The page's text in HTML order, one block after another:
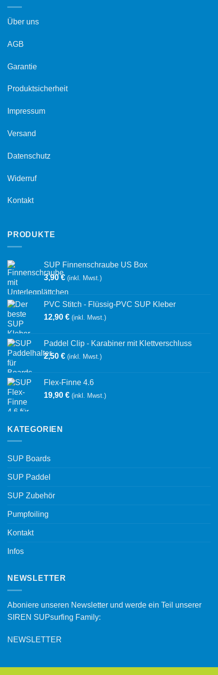
Über uns
AGB
Garantie
Produktsicherheit
Impressum
Versand
Datenschutz
Widerruf
Kontakt
PRODUKTE
SUP Finnenschraube US Box
3,90€ (inkl. Mwst.)
PVC Stitch - Flüssig-PVC SUP Kleber
12,90 € (inkl. Mwst.)
Paddel Clip - Karabiner mit Klettverschluss
2,50 € (inkl. Mwst.)
Flex-Finne 4.6
19,90 € (inkl. Mwst.)
KATEGORIEN
SUP Boards
SUP Paddel
SUP Zubehör
Pumpfoiling
Kontakt
Infos
NEWSLETTER
Aboniere unseren Newsletter und werde ein Teil unserer
SIREN SUPsurfing Family:
NEWSLETTER